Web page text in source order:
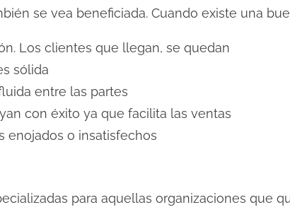
se vea beneficiada. Cuando existe una
Los clientes que llegan, se quedan
sólida
entre las partes
con éxito ya que facilita las ventas
enojados o insatisfechos
para aquellas organizaciones que